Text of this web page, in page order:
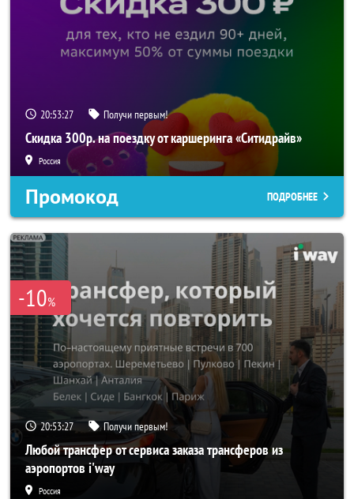
20:53:25 Получи первым!
Скидка 300р. на поездку от каршеринга «Ситидрайв»
Россия
Промокод ПОДРОБНЕЕ
-10%
20:53:25 Получи первым!
Любой трансфер от сервиса заказа трансферов из
аэропортов i'way
Россия